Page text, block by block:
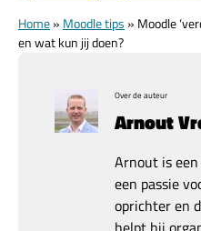
Home» Moodle tips » Moodle
en wat kun jij doen?
Over de auteur
Arnout
Arnout is
een passie
oprichter en